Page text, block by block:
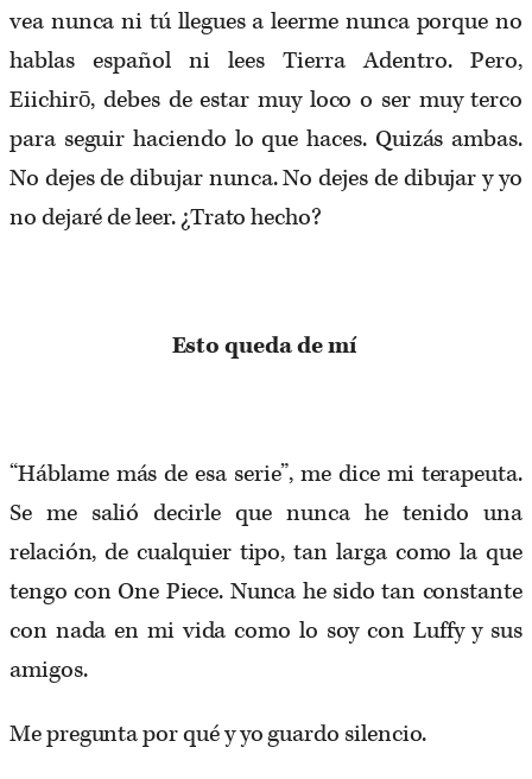
vea nunca ni tú llegues a leerme nunca porque no
hablas español ni lees Tierra Adentro. Pero,
Eiichirō, debes de estar muy loco o ser muy terco
para seguir haciendo lo que haces. Quizás ambas.
No dejes de dibujar nunca. No dejes de dibujar y yo
no dejaré de leer. ¿Trato hecho?
Esto queda de mí
“Háblame más de esa serie”, me dice mi terapeuta.
Se me salió decirle que nunca he tenido una
relación, de cualquier tipo, tan larga como la que
tengo con One Piece. Nunca he sido tan constante
con nada en mi vida como lo soy con Luffy y sus
amigos.
Me pregunta por qué y yo guardo silencio.